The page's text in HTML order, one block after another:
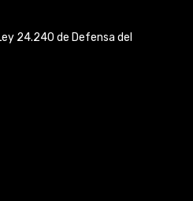
24.240 de Defensa del